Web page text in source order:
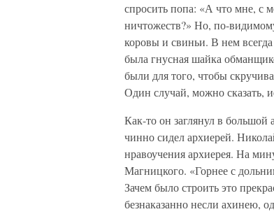
спросить попа: «А что мне, с
ничтожеств?» Но, по-
коровы и свиньи. В нем
была гнусная шайка
были для того, чтобы
Один случай, можно сказать,
Как-то он заглянул в
чинно сидел архиерей.
нравоучения архиерея. На
Магницкого. «Горнее с
Зачем было строить это
безнаказанно несли ахинею,